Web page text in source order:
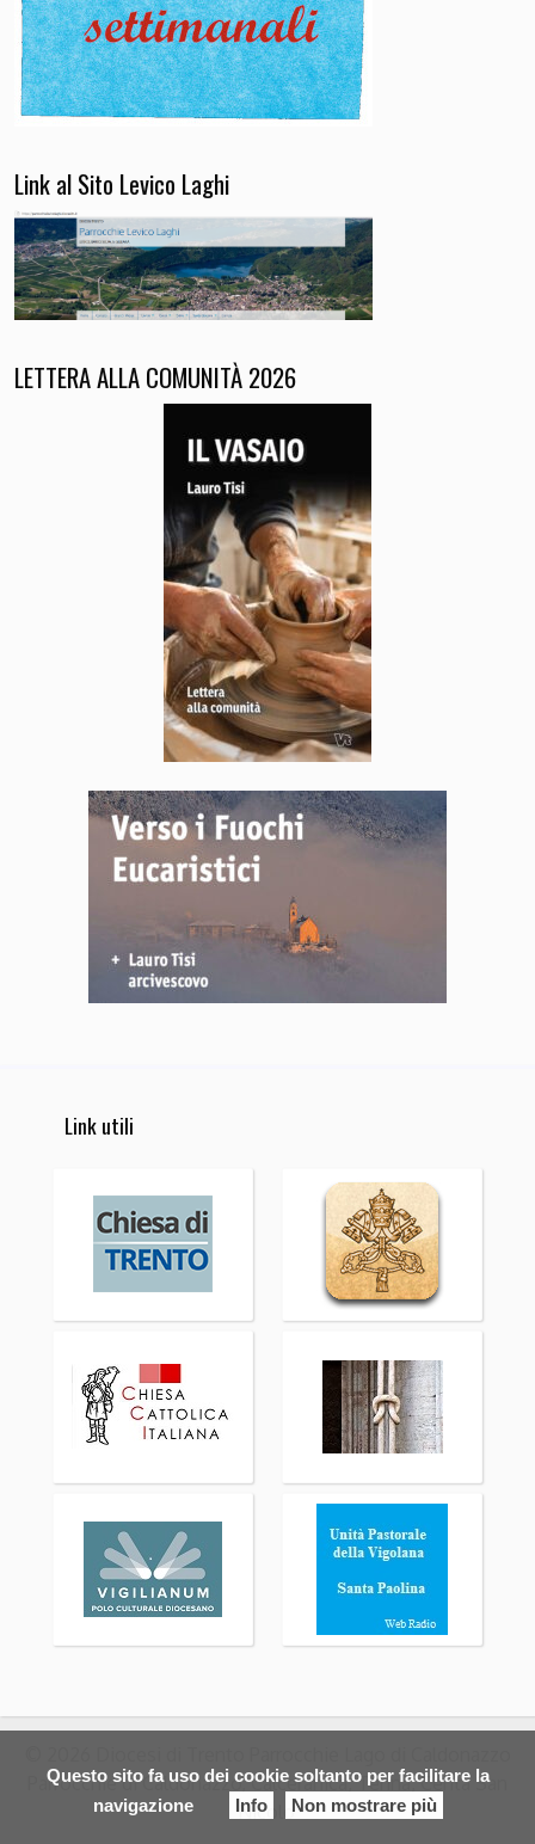
Questo sito fa uso dei cookie soltanto per facilitare la
navigazione
Info Non mostrare più
Link al Sito Levico Laghi
LETTERA ALLA COMUNITÀ 2026
Link utili
Parrocchie di Caldonazzo, Calceranica, Tenna, Centa San
Nicolo'